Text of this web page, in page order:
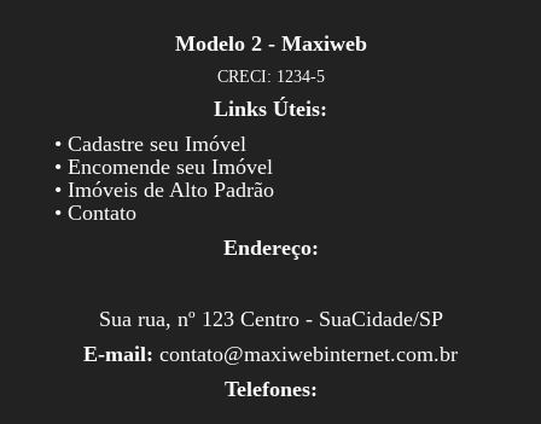
Modelo 2 - Maxiweb
CRECI: 1234-5
Links Úteis:
• Cadastre seu Imóvel
• Encomende seu Imóvel
• Imóveis de Alto Padrão
• Contato
Endereço:
Sua rua, nº 123 Centro - SuaCidade/SP
E-mail: contato@maxiwebinternet.com.br
Telefones: